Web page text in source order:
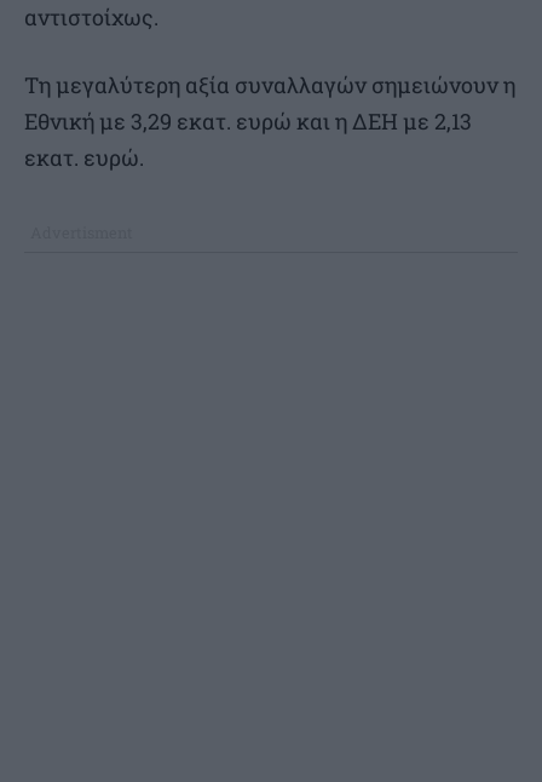
αντιστοίχως.
Τη μεγαλύτερη αξία συναλλαγών σημειώνουν η
Εθνική με 3,29 εκατ. ευρώ και η ΔΕΗ με 2,13
εκατ. ευρώ.